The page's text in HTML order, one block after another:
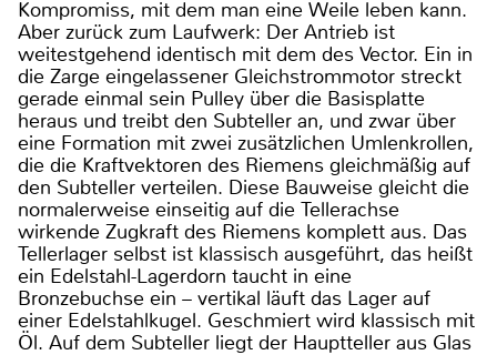
Kompromiss, mit dem man eine Weile leben kann.
Aber zurück zum Laufwerk: Der Antrieb ist
weitestgehend identisch mit dem des Vector. Ein in
die Zarge eingelassener Gleichstrommotor streckt
gerade einmal sein Pulley über die Basisplatte
heraus und treibt den Subteller an, und zwar über
eine Formation mit zwei zusätzlichen Umlenkrollen,
die die Kraftvektoren des Riemens gleichmäßig auf
den Subteller verteilen. Diese Bauweise gleicht die
normalerweise einseitig auf die Tellerachse
wirkende Zugkraft des Riemens komplett aus. Das
Tellerlager selbst ist klassisch ausgeführt, das heißt
ein Edelstahl-Lagerdorn taucht in eine
Bronzebuchse ein – vertikal läuft das Lager auf
einer Edelstahlkugel. Geschmiert wird klassisch mit
Öl. Auf dem Subteller liegt der Hauptteller aus Glas